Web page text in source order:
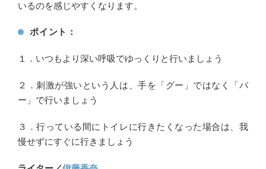
いるのを感じやすくなります。
ポイント：
１．いつもより深い呼吸でゆっくりと行いましょう
２．刺激が強いという人は、手を「グー」ではなく「パ
ー」で行いましょう
３．行っている間にトイレに行きたくなった場合は、我
慢せずにすぐに行きましょう